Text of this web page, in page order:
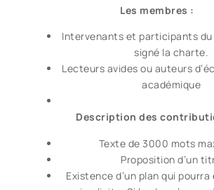
Les membres :
Intervenants et participants du
signé la charte.
Lecteurs avides ou auteurs
académique
Description des
Texte de 3000 mots
Proposition d’un
Existence d’un plan qui